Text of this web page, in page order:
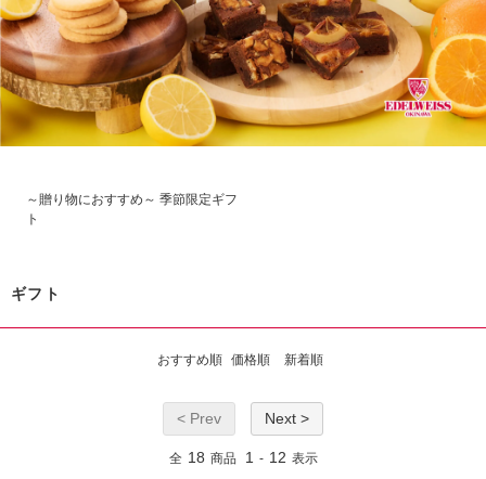
～贈り物におすすめ～ 季節限定ギフ
ト
ギフト
おすすめ順 価格順 新着順
< Prev Next >
全 18 商品 1 - 12 表示